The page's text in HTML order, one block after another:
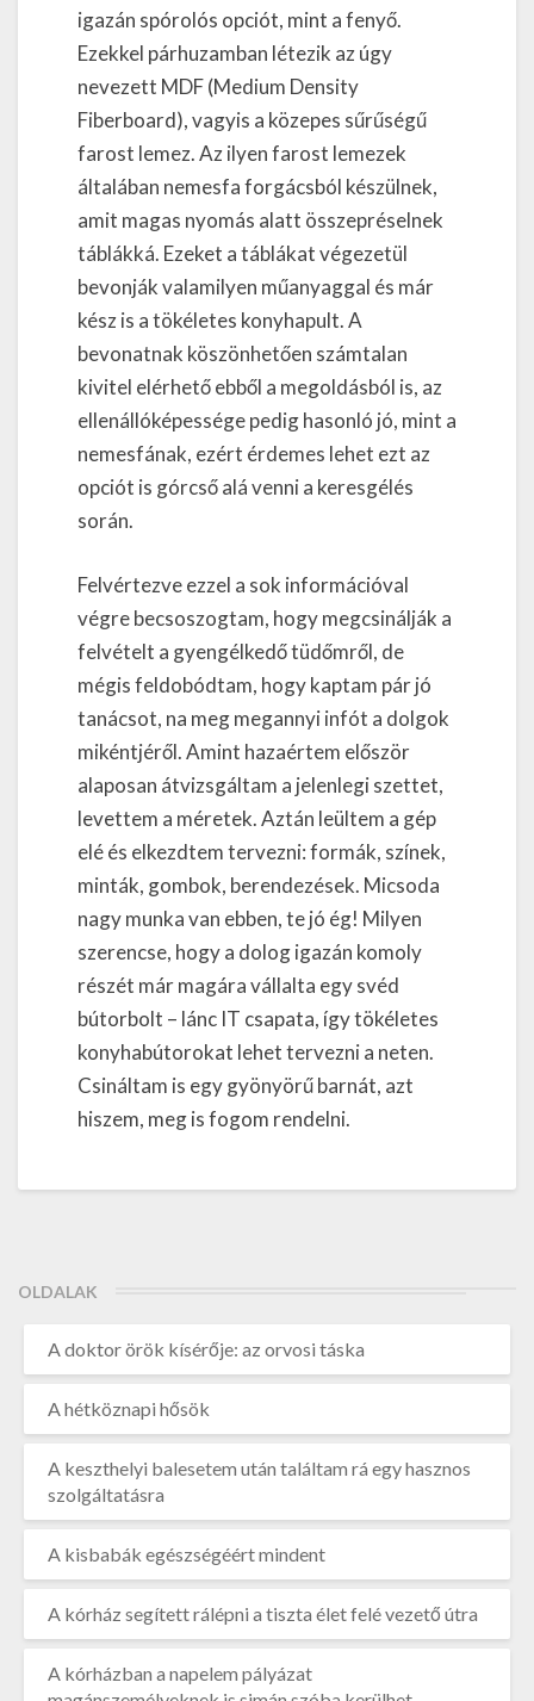
igazán spórolós opciót, mint a fenyő.
Ezekkel párhuzamban létezik az úgy
nevezett MDF (Medium Density
Fiberboard), vagyis a közepes sűrűségű
farost lemez. Az ilyen farost lemezek
általában nemesfa forgácsból készülnek,
amit magas nyomás alatt összepréselnek
táblákká. Ezeket a táblákat végezetül
bevonják valamilyen műanyaggal és már
kész is a tökéletes konyhapult. A
bevonatnak köszönhetően számtalan
kivitel elérhető ebből a megoldásból is, az
ellenállóképessége pedig hasonló jó, mint a
nemesfának, ezért érdemes lehet ezt az
opciót is górcső alá venni a keresgélés
során.
Felvértezve ezzel a sok információval
végre becsoszogtam, hogy megcsinálják a
felvételt a gyengélkedő tüdőmről, de
mégis feldobódtam, hogy kaptam pár jó
tanácsot, na meg megannyi infót a dolgok
mikéntjéről. Amint hazaértem először
alaposan átvizsgáltam a jelenlegi szettet,
levettem a méretek. Aztán leültem a gép
elé és elkezdtem tervezni: formák, színek,
minták, gombok, berendezések. Micsoda
nagy munka van ebben, te jó ég! Milyen
szerencse, hogy a dolog igazán komoly
részét már magára vállalta egy svéd
bútorbolt – lánc IT csapata, így tökéletes
konyhabútorokat lehet tervezni a neten.
Csináltam is egy gyönyörű barnát, azt
hiszem, meg is fogom rendelni.
OLDALAK
A doktor örök kísérője: az orvosi táska
A hétköznapi hősök
A keszthelyi balesetem után találtam rá egy hasznos
szolgáltatásra
A kisbabák egészségéért mindent
A kórház segített rálépni a tiszta élet felé vezető útra
A kórházban a napelem pályázat